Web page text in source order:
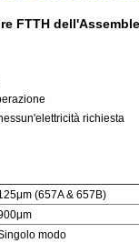
FTTH
richiesta
(657A & 657B)
modo